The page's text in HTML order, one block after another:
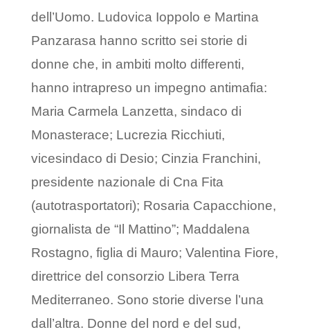
dell’Uomo. Ludovica Ioppolo e Martina
Panzarasa hanno scritto sei storie di
donne che, in ambiti molto differenti,
hanno intrapreso un impegno antimafia:
Maria Carmela Lanzetta, sindaco di
Monasterace; Lucrezia Ricchiuti,
vicesindaco di Desio; Cinzia Franchini,
presidente nazionale di Cna Fita
(autotrasportatori); Rosaria Capacchione,
giornalista de “Il Mattino”; Maddalena
Rostagno, figlia di Mauro; Valentina Fiore,
direttrice del consorzio Libera Terra
Mediterraneo. Sono storie diverse l’una
dall’altra. Donne del nord e del sud,